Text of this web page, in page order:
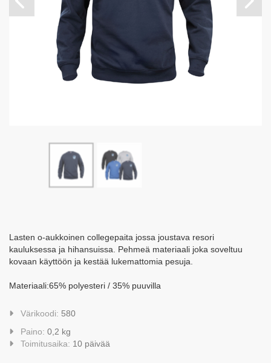
Lasten o-aukkoinen collegepaita jossa joustava resori
kauluksessa ja hihansuissa. Pehmeä materiaali joka soveltuu
kovaan käyttöön ja kestää lukemattomia pesuja.
Materiaali:65% polyesteri / 35% puuvilla
Värikoodi: 580
Paino: 0,2 kg
Toimitusaika: 10 päivää